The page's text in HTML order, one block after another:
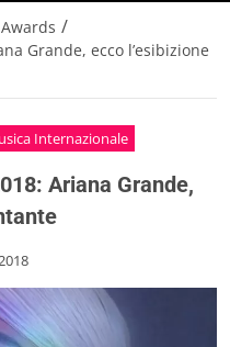
/
Grande, ecco l’esibizione
Internazionale
Ariana Grande,